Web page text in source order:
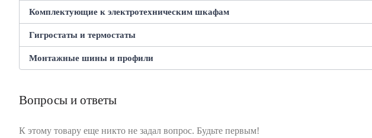
Rem WJ-1
Карман (для документации)
Комплектующие к электротехническим шкафам
Elbox EMW-PCD-426.165
Панель кабельных вводов
Elbox EU-800.300
Гигростаты и термостаты
Rem MFR 012-2
Монтажные шины и профили
Шина (монтажная)
Вопросы и ответы
К этому товару еще никто не задал вопрос. Будьте первым!